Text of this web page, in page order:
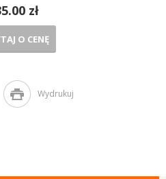
zł
O CENĘ
Wydrukuj